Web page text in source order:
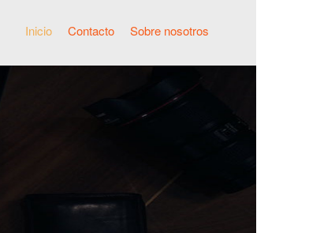
Inicio Contacto Sobre nosotros